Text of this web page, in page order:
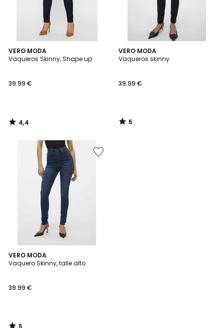
VERO MODA
Vaqueros Skinny, Shape up
€.
39.99 €
4,4
/ 5
4,4
/
VERO MODA
Vaqueros skinny
39.99 €
5
/
5
/
VERO MODA
Vaquero Skinny, talle alto
39.99 €
5
/
5